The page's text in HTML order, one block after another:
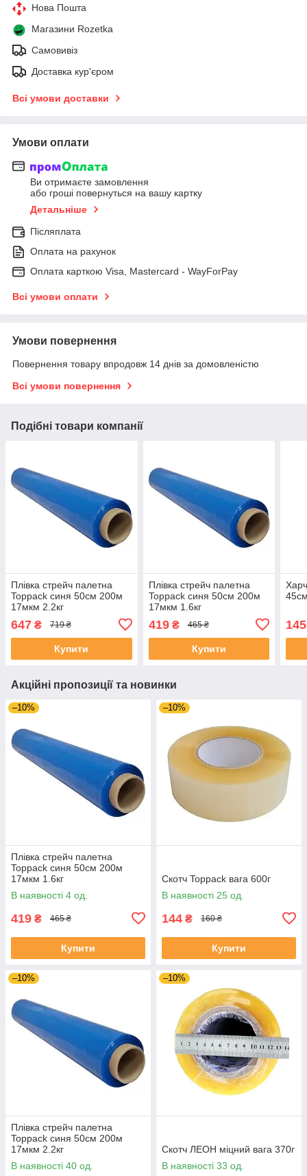
Нова Пошта
Магазини Rozetka
Самовивіз
Доставка кур'єром
Всі умови доставки
Умови оплати
Ви отримаєте замовлення
або гроші повернуться на вашу картку
Детальніше
Післяплата
Оплата на рахунок
Оплата карткою Visa, Mastercard - WayForPay
Всі умови оплати
Умови повернення
Повернення товару впродовж 14 днів за домовленістю
Всі умови повернення
Подібні товари компанії
Плівка стрейч палетна
Toppack синя 50см 200м
17мкм 2.2кг
647 ₴ 719 ₴
Купити
Плівка стрейч палетна
Toppack синя 50см 200м
17мкм 1.6кг
419₴ 465 ₴
Купити
145
Акційні пропозиції та новинки
–10%
Плівка стрейч палетна
Toppack синя 50см 200м
17мкм 1.6кг
В наявності 4 од.
419 ₴ 465 ₴
Купити
–10%
Скотч Toppack вага 600г
В наявності 25 од.
144 ₴ 160 ₴
Купити
–10%
Плівка стрейч палетна
Toppack синя 50см 200м
17мкм 2.2кг
В наявності 40 од.
–10%
Скотч ЛЕОН міцний вага 370г
В наявності 33 од.